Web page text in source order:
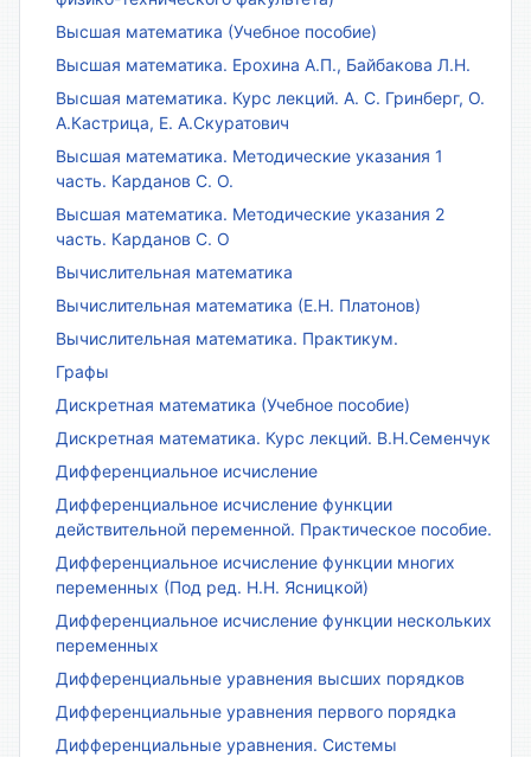
Высшая математика (Учебное пособие)
Высшая математика. Ерохина А.П., Байбакова Л.Н.
Высшая математика. Курс лекций. А. С. Гринберг, О.
А.Кастрица, Е. А.Скуратович
Высшая математика. Методические указания 1
часть. Карданов С. О.
Высшая математика. Методические указания 2
часть. Карданов С. О
Вычислительная математика
Вычислительная математика (Е.Н. Платонов)
Вычислительная математика. Практикум.
Графы
Дискретная математика (Учебное пособие)
Дискретная математика. Курс лекций. В.Н.Семенчук
Дифференциальное исчисление
Дифференциальное исчисление функции
действительной переменной. Практическое пособие.
Дифференциальное исчисление функции многих
переменных (Под ред. Н.Н. Ясницкой)
Дифференциальное исчисление функции нескольких
переменных
Дифференциальные уравнения высших порядков
Дифференциальные уравнения первого порядка
Дифференциальные уравнения. Системы